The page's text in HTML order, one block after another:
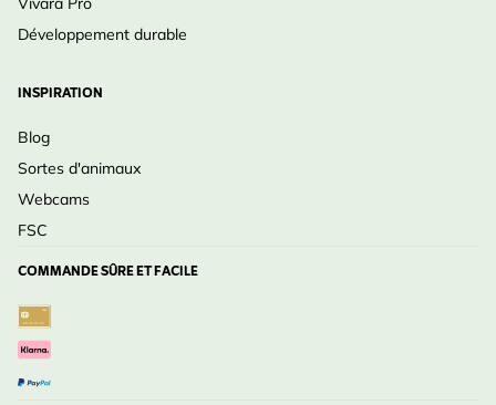
Développement durable
INSPIRATION
Blog
Sortes d'animaux
Webcams
FSC
COMMANDE SÛRE ET FACILE